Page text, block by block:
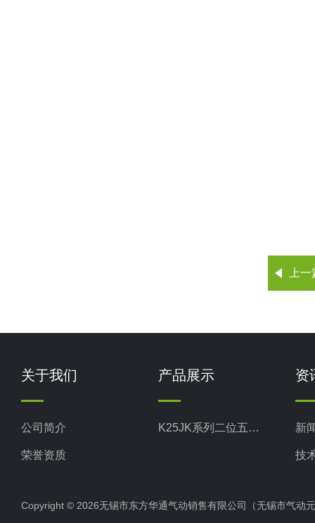
上
关于我们
公司简介
荣誉资质
产品展示
K25JK系列二位五通截止式换向阀
资
新
技
Copyright © 2026无锡市东方华通气动销售有限公司（无锡市气